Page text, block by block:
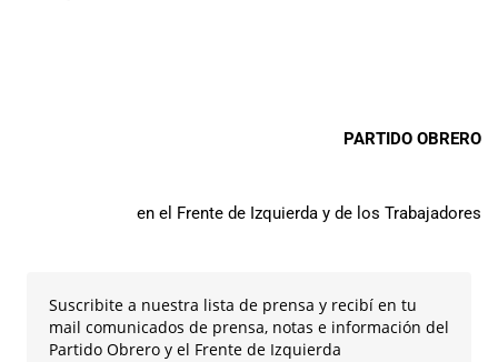
PARTIDO OBRERO
en el Frente de Izquierda y de los Trabajadores
Suscribite a nuestra lista de prensa y recibí en tu
mail comunicados de prensa, notas e información del
Partido Obrero y el Frente de Izquierda